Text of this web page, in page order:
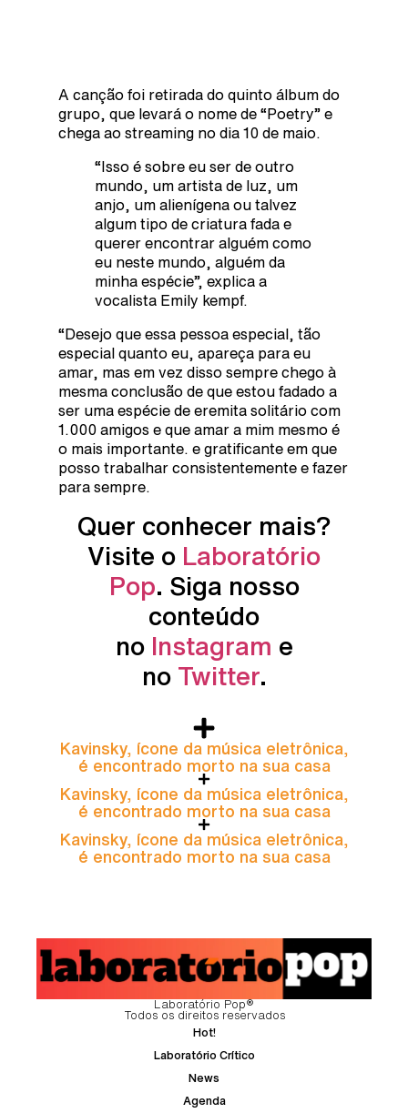
A canção foi retirada do quinto álbum do
grupo, que levará o nome de “Poetry” e
chega ao streaming no dia 10 de maio.
“Isso é sobre eu ser de outro
mundo, um artista de luz, um
anjo, um alienígena ou talvez
algum tipo de criatura fada e
querer encontrar alguém como
eu neste mundo, alguém da
minha espécie”, explica a
vocalista Emily kempf.
“Desejo que essa pessoa especial, tão
especial quanto eu, apareça para eu
amar, mas em vez disso sempre chego à
mesma conclusão de que estou fadado a
ser uma espécie de eremita solitário com
1.000 amigos e que amar a mim mesmo é
o mais importante. e gratificante em que
posso trabalhar consistentemente e fazer
para sempre.
Quer conhecer mais?
Visite o Laboratório
Pop. Siga nosso
conteúdo
no Instagram e
no Twitter.
Kavinsky, ícone da música eletrônica,
é encontrado morto na sua casa
Kavinsky, ícone da música eletrônica,
é encontrado morto na sua casa
Kavinsky, ícone da música eletrônica,
é encontrado morto na sua casa
Laboratório Pop®
Todos os direitos reservados
Hot!
Laboratório Crítico
News
Agenda